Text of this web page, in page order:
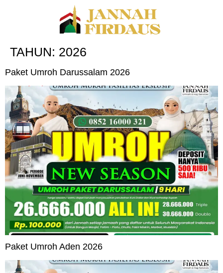
TAHUN: 2026
Paket Umroh Darussalam 2026
Paket Umroh Aden 2026